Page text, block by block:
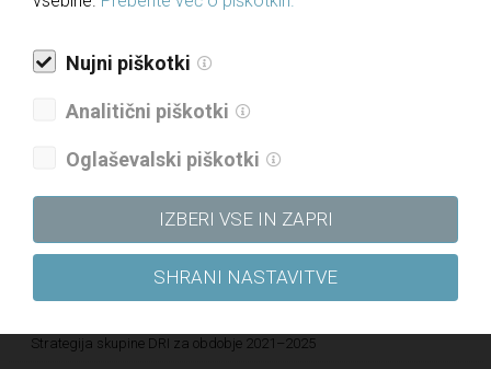
Javne objave
Informacije javnega značaja
Letna poročila
Politika upravljanja družbe
Politika kakovosti
Strategija skupine DRI za obdobje 2021–2025
Nujni piškotki
Analitični piškotki
Oglaševalski piškotki
IZBERI VSE IN ZAPRI
SHRANI NASTAVITVE